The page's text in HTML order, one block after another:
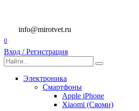
содержанию
info@mirotvet.ru
0
Вход / Регистрация
Search
for:
Электроника
Смартфоны
Apple iPhone
Xiaomi (Сяоми)